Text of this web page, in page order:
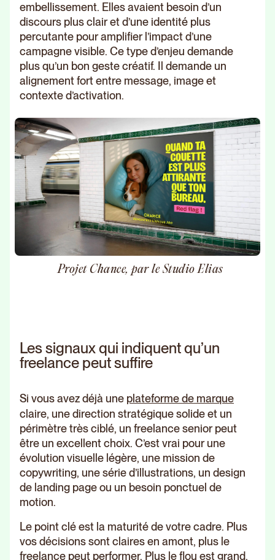
embellissement. Elles avaient besoin d’un
discours plus clair et d’une identité plus
percutante pour amplifier l’impact d’une
campagne visible. Ce type d’enjeu demande
plus qu’un bon geste créatif. Il demande un
alignement fort entre message, image et
contexte d’activation.
Projet Chance, par le Studio Elias
Les signaux qui indiquent qu’un
freelance peut suffire
Si vous avez déjà une plateforme de marque
claire, une direction stratégique solide et un
périmètre très ciblé, un freelance senior peut
être un excellent choix. C’est vrai pour une
évolution visuelle légère, une mission de
copywriting, une série d’illustrations, un design
de landing page ou un besoin ponctuel de
motion.
Le point clé est la maturité de votre cadre. Plus
vos décisions sont claires en amont, plus le
freelance peut performer. Plus le flou est grand,